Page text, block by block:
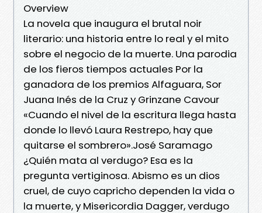
Overview
La novela que inaugura el brutal noir
literario: una historia entre lo real y el mito
sobre el negocio de la muerte. Una parodia
de los fieros tiempos actuales Por la
ganadora de los premios Alfaguara, Sor
Juana Inés de la Cruz y Grinzane Cavour
«Cuando el nivel de la escritura llega hasta
donde lo llevó Laura Restrepo, hay que
quitarse el sombrero».José Saramago
¿Quién mata al verdugo? Esa es la
pregunta vertiginosa. Abismo es un dios
cruel, de cuyo capricho dependen la vida o
la muerte, y Misericordia Dagger, verdugo